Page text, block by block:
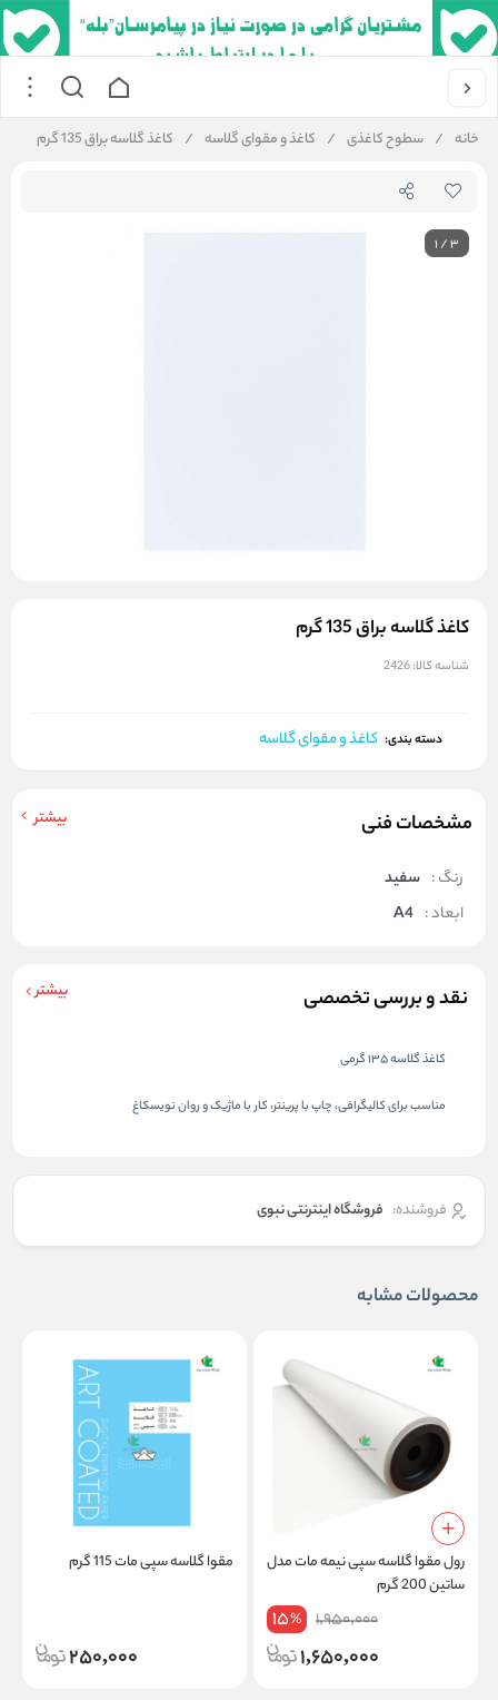
خانه / سطوح کاغذی / کاغذ و مقوای گلاسه / کاغذ گلاسه براق 135 گرم
1/3
کاغذ گلاسه براق 135 گرم
شناسه کالا:2426
دسته بندی: کاغذ و مقوای گلاسه
مشخصات فنی بیشتر
رنگ : سفید
ابعاد : A4
نقد و بررسی تخصصی بیشتر
کاغذ گلاسه 135 گرمی
مناسب برای کالیگرافی، چاپ با پرینتر، کار با ماژیک و روان نویسکاغ
فروشنده: فروشگاه اینترنتی نبوی
محصولات مشابه
رول مقوا گلاسه سپی نیمه مات مدل
ساتین 200 گرم
1,950,000
15%
1,650,000
مقوا گلاسه سپی مات 115 گرم
250,000